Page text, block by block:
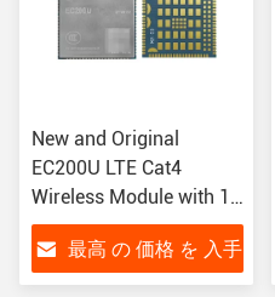
New and Original
EC200U LTE Cat4
Wireless Module with 1
Year Warranty for M2M
Applications
最高 の 価格 を 入手